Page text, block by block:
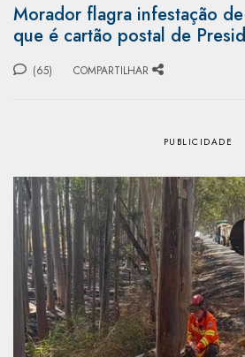
Morador flagra infestação
que é cartão postal de
(65) COMPARTILHAR